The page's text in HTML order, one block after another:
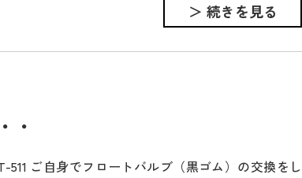
＞ 続きを見る
・
511 ご自身でフロートバルブ（黒ゴム）の交換をし